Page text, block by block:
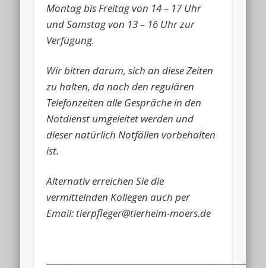
Montag bis Freitag von 14 – 17 Uhr
und Samstag von 13 – 16 Uhr zur
Verfügung.
Wir bitten darum, sich an diese Zeiten
zu halten, da nach den regulären
Telefonzeiten alle Gespräche in den
Notdienst umgeleitet werden und
dieser natürlich Notfällen vorbehalten
ist.
Alternativ erreichen Sie die
vermittelnden Kollegen auch per
Email: tierpfleger@tierheim-moers.de